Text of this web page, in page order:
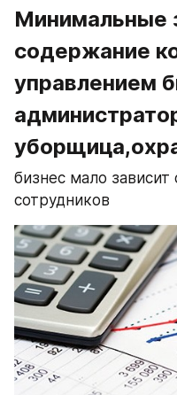
Минимальные
содержание
управлением
бизнес мало
сотрудников